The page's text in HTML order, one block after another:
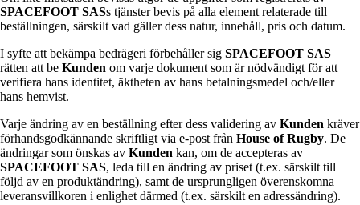
SPACEFOOT SASs tjänster bevis på alla element relaterade till
beställningen, särskilt vad gäller dess natur, innehåll, pris och datum.
I syfte att bekämpa bedrägeri förbehåller sig SPACEFOOT SAS
rätten att be Kunden om varje dokument som är nödvändigt för att
verifiera hans identitet, äktheten av hans betalningsmedel och/eller
hans hemvist.
Varje ändring av en beställning efter dess validering av Kunden kräver
förhandsgodkännande skriftligt via e-post från House of Rugby. De
ändringar som önskas av Kunden kan, om de accepteras av
SPACEFOOT SAS, leda till en ändring av priset (t.ex. särskilt till
följd av en produktändring), samt de ursprungligen överenskomna
leveransvillkoren i enlighet därmed (t.ex. särskilt en adressändring).